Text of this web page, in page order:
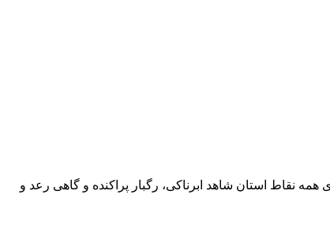
نقاط استان شاهد ابرناکی، رگبار پراکنده و گاهی رعد و